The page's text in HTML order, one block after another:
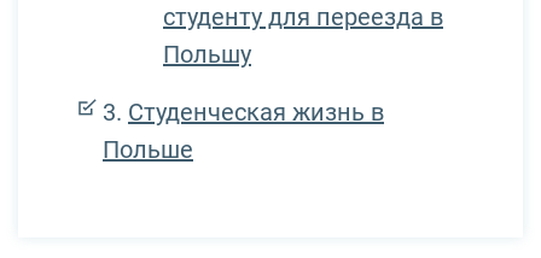
студенту для переезда в
Польшу
Студенческая жизнь в
Польше